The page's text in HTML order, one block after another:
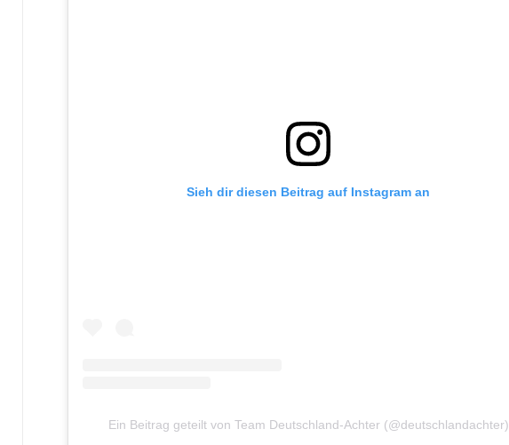
Sieh dir diesen Beitrag auf Instagram an
Ein Beitrag geteilt von Team Deutschland-Achter (@deutschlandachter)